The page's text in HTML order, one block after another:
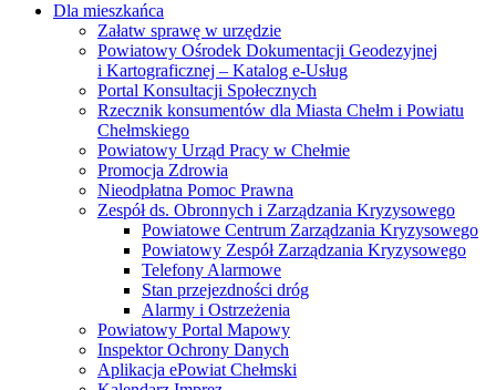
Dla mieszkańca
Załatw sprawę w urzędzie
Powiatowy Ośrodek Dokumentacji Geodezyjnej
i Kartograficznej – Katalog e-Usług
Portal Konsultacji Społecznych
Rzecznik konsumentów dla Miasta Chełm i Powiatu
Chełmskiego
Powiatowy Urząd Pracy w Chełmie
Promocja Zdrowia
Nieodpłatna Pomoc Prawna
Zespół ds. Obronnych i Zarządzania Kryzysowego
Powiatowe Centrum Zarządzania Kryzysowego
Powiatowy Zespół Zarządzania Kryzysowego
Telefony Alarmowe
Stan przejezdności dróg
Alarmy i Ostrzeżenia
Powiatowy Portal Mapowy
Inspektor Ochrony Danych
Aplikacja ePowiat Chełmski